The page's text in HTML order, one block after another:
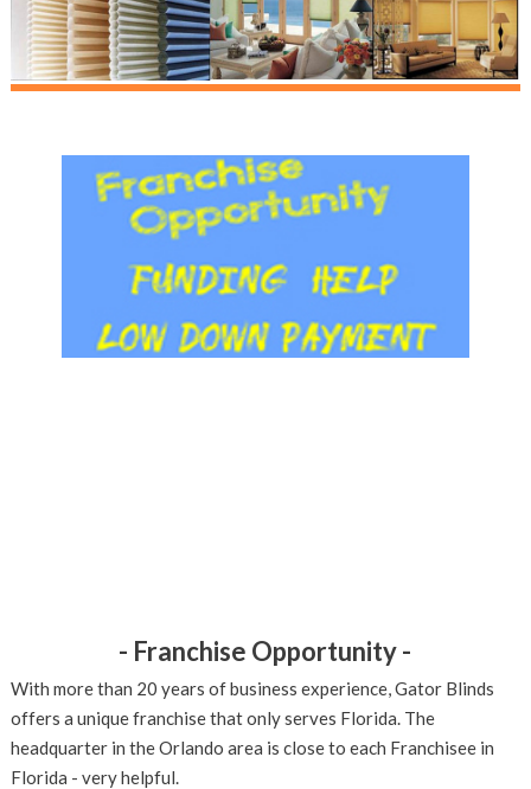
- Franchise Opportunity -
With more than 20 years of business experience, Gator Blinds
offers a unique franchise that only serves Florida. The
headquarter in the Orlando area is close to each Franchisee in
Florida - very helpful.